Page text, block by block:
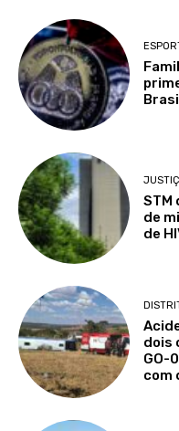
STM
de
de
dois
GO-
com